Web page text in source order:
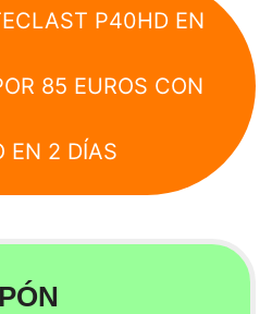
P40HD EN
85 EUROS CON
EN 2 DÍAS